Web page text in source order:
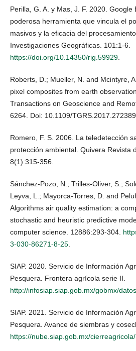
Perilla, G. A. y Mas, J. F. 2020.
poderosa herramienta que vincula el
masivos y la eficacia del
Investigaciones Geográficas. 101:1-6.
https://doi.org/10.14350/rig.59929.
Roberts, D.; Mueller, N. and Mcintyre,
pixel composites from earth
Transactions on Geoscience and
6264. Doi: 10.1109/
Romero, F. S. 2006. La teledetección
protección ambiental. Quivera Revista
8(1):315-356.
Sánchez-Pozo, N.; Trilles-Oliver, S.;
Leyva, L.; Mayorca-Torres, D. and
Algorithms air quality estimation: a
stochastic and heuristic predictive
computer science. 12886:293-304.
3-030-86271-8-25.
SIAP. 2020. Servicio de Información
Pesquera. Frontera agrícola serie II.
http://infosiap.siap.gob.mx/gobmx/
SIAP. 2021. Servicio de Información
Pesquera. Avance de siembras y
https://nube.siap.gob.mx/cierreagricola/